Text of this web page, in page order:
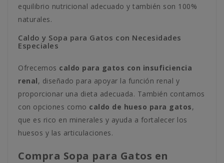
equilibrio nutricional adecuado y también son 100%
naturales.
Caldo y Sopa para Gatos con Necesidades
Especiales
Ofrecemos caldo para gatos con insuficiencia
renal, diseñado para apoyar la función renal y
proporcionar una dieta adecuada. También contamos
con opciones como caldo de hueso para gatos,
que es rico en minerales y ayuda a fortalecer los
huesos y las articulaciones.
Compra Sopa para Gatos en